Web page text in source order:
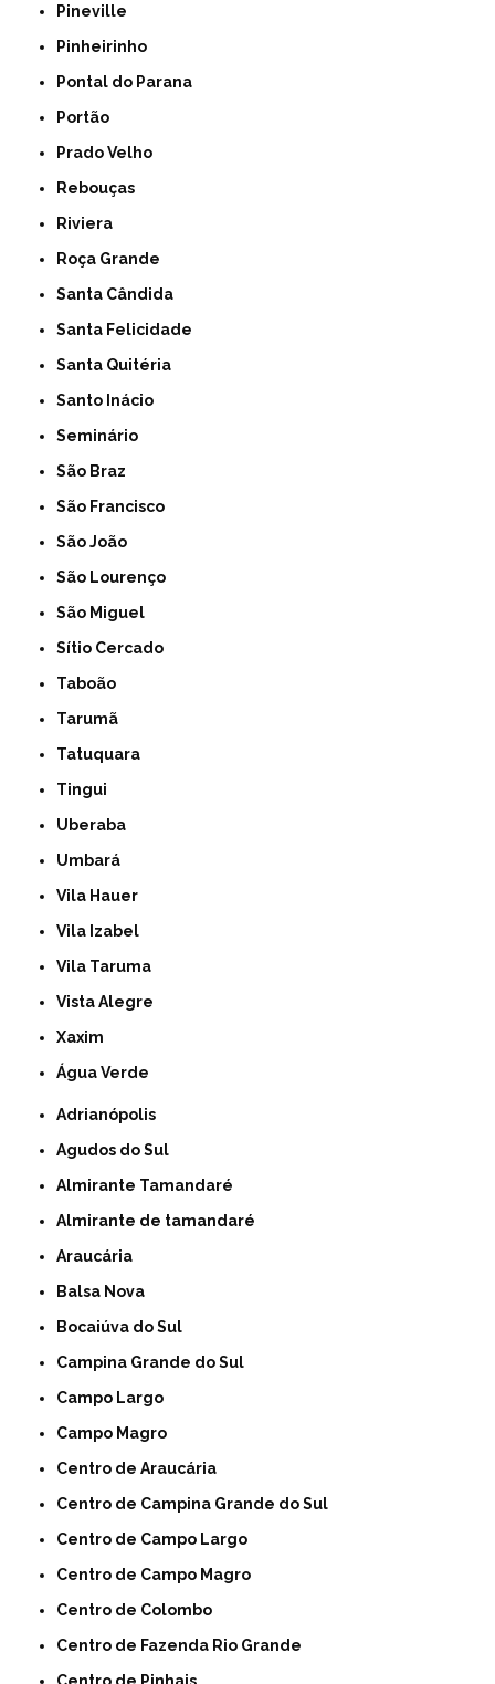
Pineville
Pinheirinho
Pontal do Parana
Portão
Prado Velho
Rebouças
Riviera
Roça Grande
Santa Cândida
Santa Felicidade
Santa Quitéria
Santo Inácio
Seminário
São Braz
São Francisco
São João
São Lourenço
São Miguel
Sítio Cercado
Taboão
Tarumã
Tatuquara
Tingui
Uberaba
Umbará
Vila Hauer
Vila Izabel
Vila Taruma
Vista Alegre
Xaxim
Água Verde
Adrianópolis
Agudos do Sul
Almirante Tamandaré
Almirante de tamandaré
Araucária
Balsa Nova
Bocaiúva do Sul
Campina Grande do Sul
Campo Largo
Campo Magro
Centro de Araucária
Centro de Campina Grande do Sul
Centro de Campo Largo
Centro de Campo Magro
Centro de Colombo
Centro de Fazenda Rio Grande